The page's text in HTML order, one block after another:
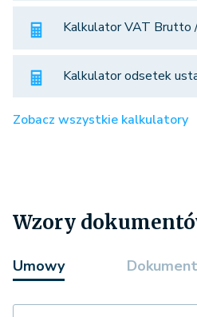
Kalkulator VAT Brutto
Kalkulator odsetek
Zobacz wszystkie kalkulatory
Wzory
Umowy